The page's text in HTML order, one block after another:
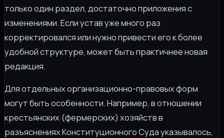
только один раздел, достаточно приложения с
изменениями. Если устав уже много раз
корректировался или нужно привести его к более
удобной структуре, может быть практичнее новая
редакция.
Для отдельных организационно-правовых форм
могут быть особенности. Например, в отношении
крестьянских (фермерских) хозяйств в
разъяснениях Конституционного Суда указывалось,